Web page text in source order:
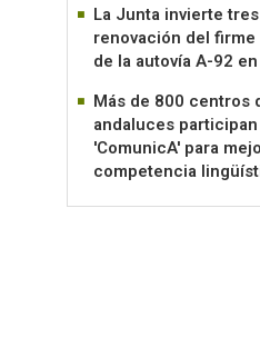
La Junta invierte
renovación del
de la autovía A-92
Más de 800 centros
andaluces
'ComunicA' para
competencia